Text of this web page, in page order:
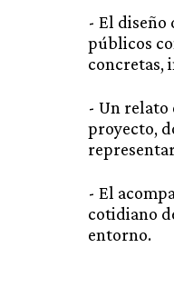
- El diseño
públicos
concretas,
- Un relato
proyecto,
- El
cotidiano
entorno.